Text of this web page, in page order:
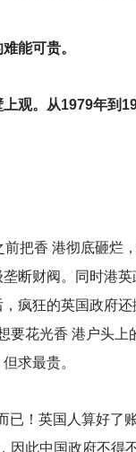
能可贵。
观。从1979年到
把香 港彻底砸烂
断财阀。同时港英
，疯狂的英国政府
花光香 港户头上
求最贵。
已！英国人算好了
因此中国政府不得